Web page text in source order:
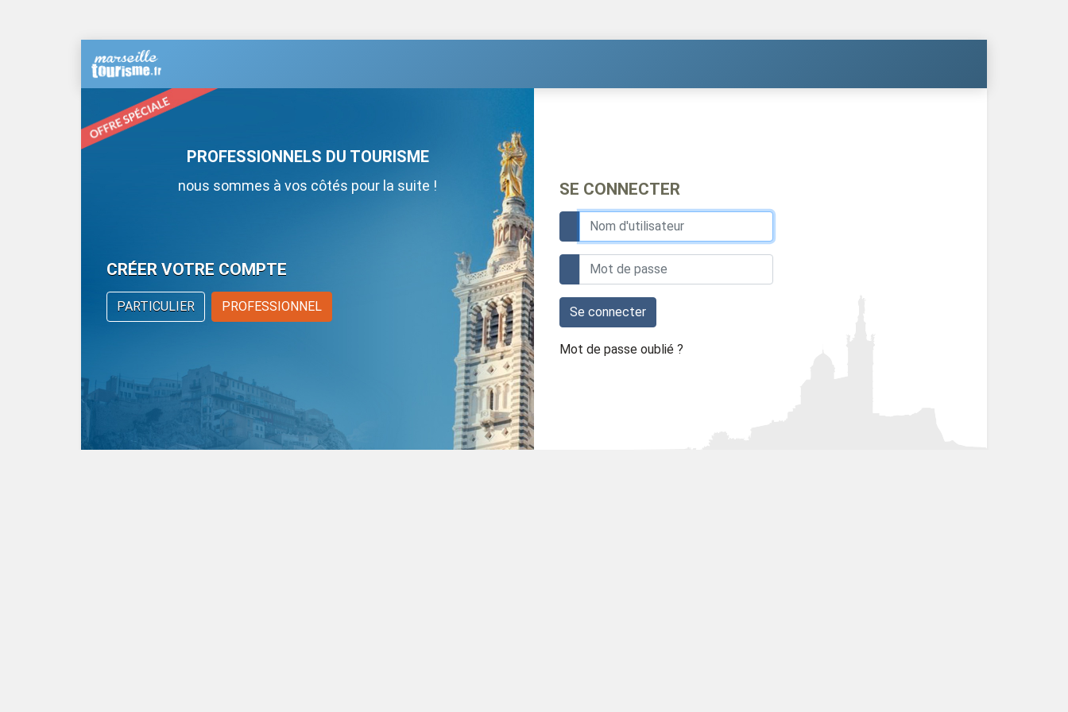
PROFESSIONNELS DU TOURISME
nous sommes à vos côtés pour la suite !
CRÉER VOTRE COMPTE
PARTICULIER PROFESSIONNEL
SE CONNECTER
Se connecter
Mot de passe oublié ?